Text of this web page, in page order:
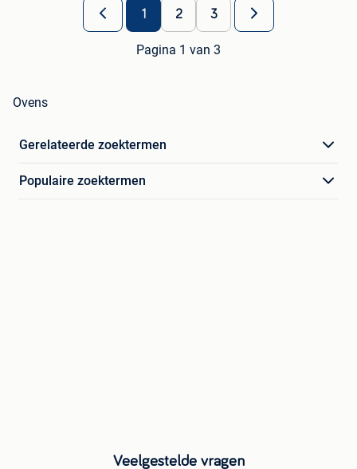
1 2 3
Pagina 1 van 3
Ovens
Gerelateerde zoektermen
Populaire zoektermen
Veelgestelde vragen